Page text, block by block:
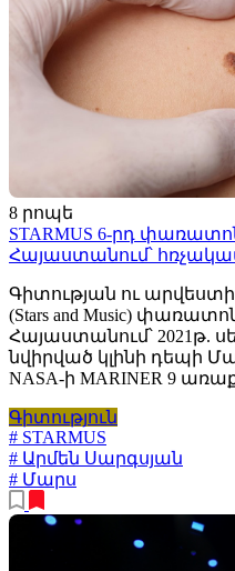
8 րոպե
STARMUS 6-րդ
Հայաստանում՝
Գիտության ու արվեստի
(Stars and Music)
Հայաստանում՝ 2021թ.
նվիրված կլինի դեպի
NASA-ի MARINER 9
Գիտություն
# STARMUS
# Արմեն Սարգսյան
# Մարս